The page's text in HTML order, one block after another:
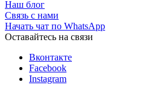
Наш блог
Связь с нами
Начать чат по WhatsApp
Оставайтесь на связи
Вконтакте
Facebook
Instagram